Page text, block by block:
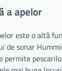
a apelor
este o altă
de sonar